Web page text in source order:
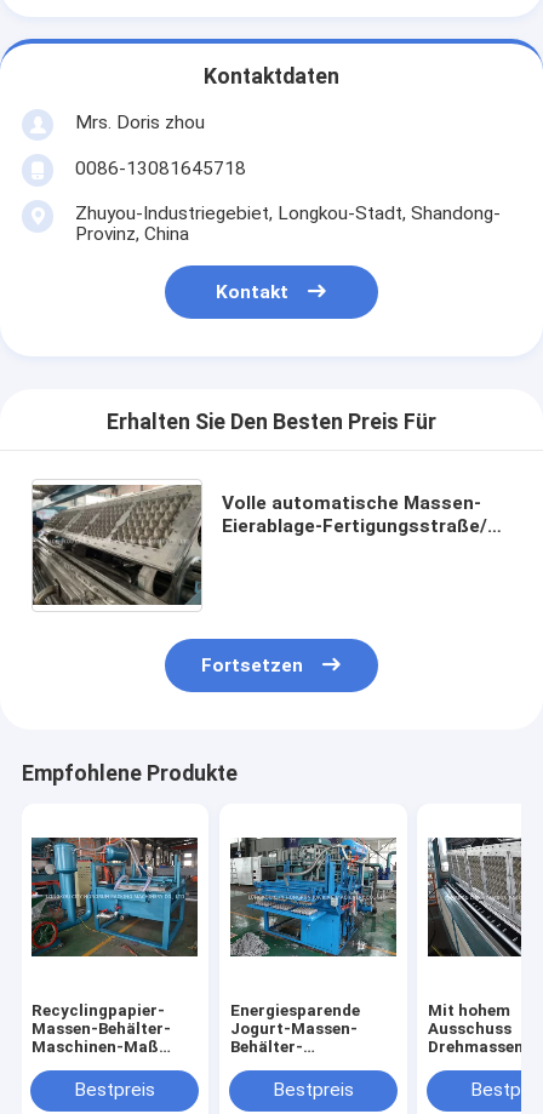
Kontaktdaten
Mrs. Doris zhou
0086-13081645718
Zhuyou-Industriegebiet, Longkou-Stadt, Shandong-
Provinz, China
Kontakt
Erhalten Sie Den Besten Preis Für
Volle automatische Massen-
Eierablage-Fertigungsstraße/Ei-
Fortsetzen
Empfohlene Produkte
Recyclingpapier-
Massen-Behälter-
Maschinen-Maß
TUV
Bestpreis
Energiesparende
Jogurt-Massen-
Behälter-
Eierablage-Maschine
Bestpreis
Mit hohem
Ausschuss
Drehmassen-
Maschine/Ei-